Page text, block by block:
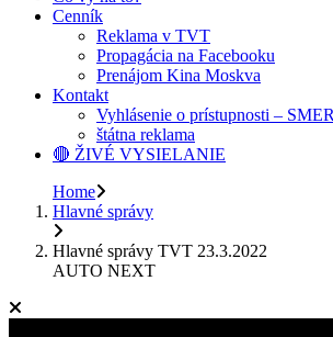
Cenník
Reklama v TVT
Propagácia na Facebooku
Prenájom Kina Moskva
Kontakt
Vyhlásenie o prístupnosti –
štátna reklama
🔴 ŽIVÉ VYSIELANIE
Home
Hlavné správy
Hlavné správy TVT 23.3.2022
AUTO NEXT